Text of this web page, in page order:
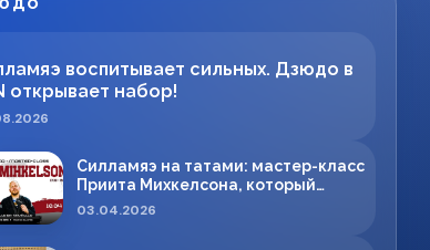
воспитывает сильных. Дзюдо в
открывает набор!
Силламяэ на татами: мастер-класс
Приита Михкелсона, который
меняет правила игры в регионе
03.04.2026